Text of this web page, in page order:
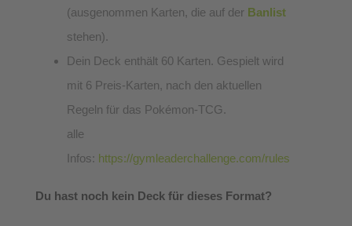
(ausgenommen Karten, die auf der Banlist
stehen).
Dein Deck enthält 60 Karten. Gespielt wird
mit 6 Preis-Karten, nach den aktuellen
Regeln für das Pokémon-TCG.
alle
Infos: https://gymleaderchallenge.com/rules
Du hast noch kein Deck für dieses Format?